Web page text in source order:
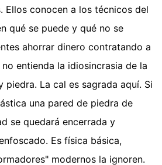
Ellos conocen a los técnicos del
qué se puede y qué no se
ahorrar dinero contratando a
entienda la idiosincrasia de la
piedra. La cal es sagrada aquí. Si
una pared de piedra de
se quedará encerrada y
Es física básica,
modernos la ignoren.